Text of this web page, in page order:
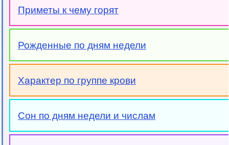
Приметы к чему горят
Рожденные по дням недели
Характер по группе крови
Сон по дням недели и числам